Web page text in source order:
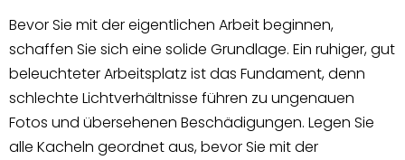
Bevor Sie mit der eigentlichen Arbeit beginnen,
schaffen Sie sich eine solide Grundlage. Ein ruhiger, gut
beleuchteter Arbeitsplatz ist das Fundament, denn
schlechte Lichtverhältnisse führen zu ungenauen
Fotos und übersehenen Beschädigungen. Legen Sie
alle Kacheln geordnet aus, bevor Sie mit der